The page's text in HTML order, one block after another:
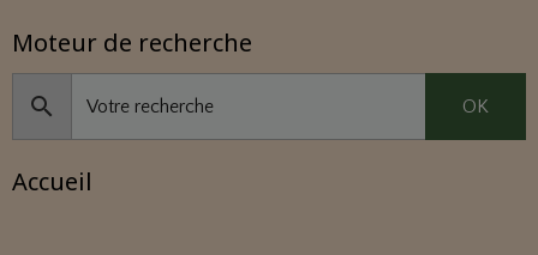
Moteur de recherche
OK
Accueil